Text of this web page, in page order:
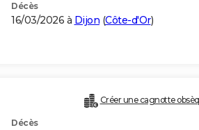
Décès
16/03/2026 à Dijon (Côte-d'Or)
Créer une cagnotte
Décès